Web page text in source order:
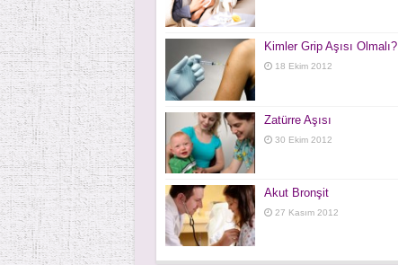
Kimler Grip Aşısı Olmalı?
18 Ekim 2012
Zatürre Aşısı
30 Ekim 2012
Akut Bronşit
27 Kasım 2012